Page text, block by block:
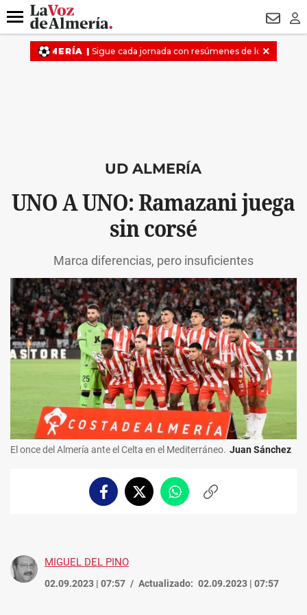
DESTACADO
Menú
UD ALMERÍA
UNO A UNO: Ramazani juega
sin corsé
Marca diferencias, pero insuficientes
El once del Almería ante el Celta en el Mediterráneo. Juan Sánchez
FacebookTwitterWhatsappCopiar
MIGUEL DEL PINO
02.09.2023 | 07:57 Actualizado: 02.09.2023 | 07:57